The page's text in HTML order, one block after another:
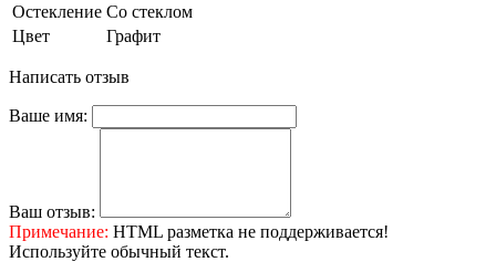
Остекление Со стеклом
Цвет
Графит
Написать отзыв
Ваше имя:
Ваш отзыв:
Примечание: HTML разметка не поддерживается!
Используйте обычный текст.